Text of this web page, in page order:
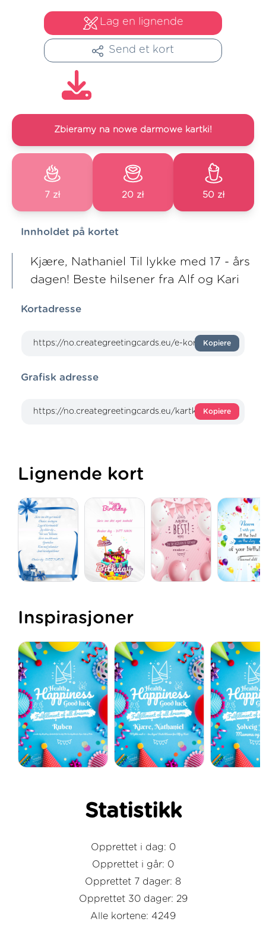
Lag en lignende
Send et kort
Zbieramy na nowe darmowe kartki!
7 zł 20 zł 50 zł
Innholdet på kortet
Kjære, Nathaniel Til lykke med 17 - års
dagen! Beste hilsener fra Alf og Kari
Kortadresse
Kopiere
Grafisk adresse
Kopiere
Lignende kort
Inspirasjoner
Statistikk
Opprettet i dag: 0
Opprettet i går: 0
Opprettet 7 dager: 8
Opprettet 30 dager: 29
Alle kortene: 4249